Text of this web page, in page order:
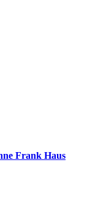
Frank Haus